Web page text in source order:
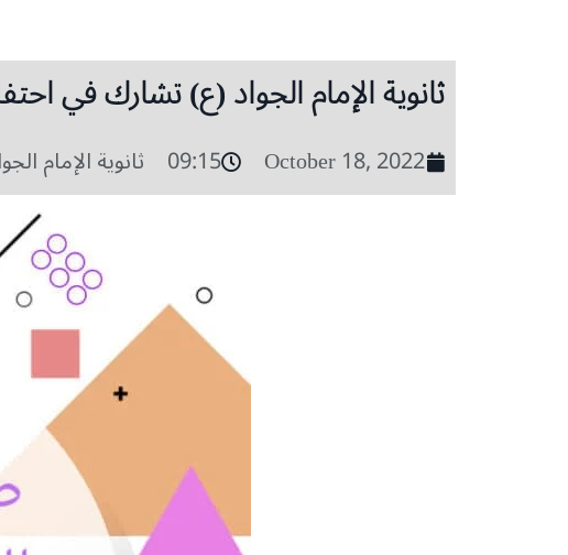
ثانوية الإمام الجواد (ع) تشارك في
October 18, 2022
09:15 ثانوية الإمام